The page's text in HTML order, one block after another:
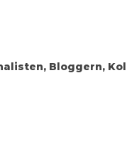
Bloggern,